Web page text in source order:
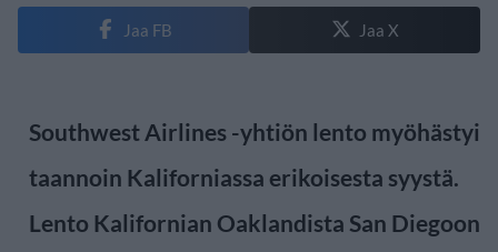
Jaa FB Jaa X
Southwest Airlines -yhtiön lento myöhästyi
taannoin Kaliforniassa erikoisesta syystä.
Lento Kalifornian Oaklandista San Diegoon